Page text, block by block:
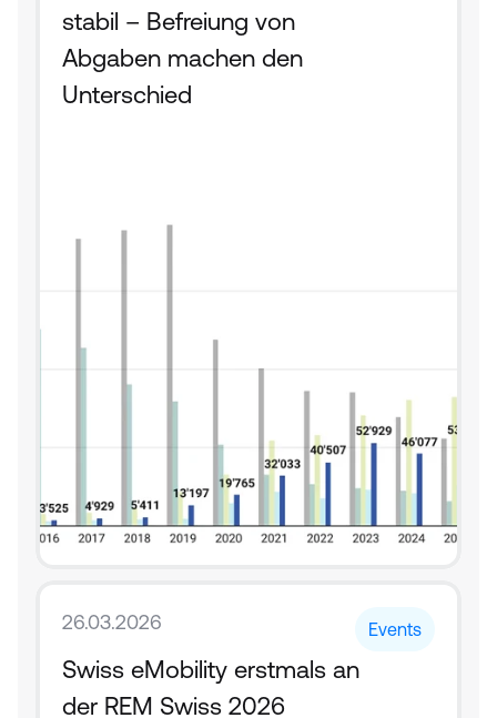
stabil – Befreiung von
Abgaben machen den
Unterschied
26.03.2026 Events
Swiss eMobility erstmals an
der REM Swiss 2026